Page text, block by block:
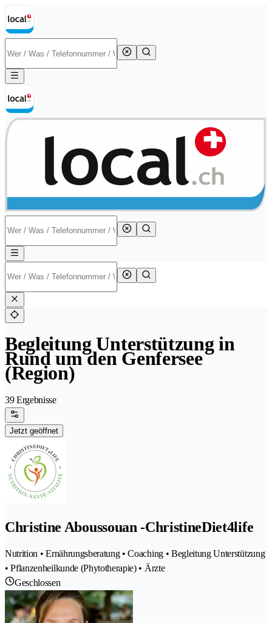
Begleitung Unterstützung in
Rund um den Genfersee
(Region)
39 Ergebnisse
Jetzt geöffnet
Christine Aboussouan -ChristineDiet4life
Nutrition • Ernährungsberatung • Coaching • Begleitung Unterstützung
• Pflanzenheilkunde (Phytotherapie) • Ärzte
Geschlossen